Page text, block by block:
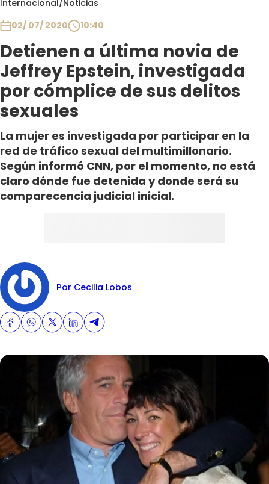
Internacional/Noticias
02/ 07/ 2020
10:40
Detienen a última novia de
Jeffrey Epstein, investigada
por cómplice de sus delitos
sexuales
La mujer es investigada por participar en la
red de tráfico sexual del multimillonario.
Según informó CNN, por el momento, no está
claro dónde fue detenida y donde será su
comparecencia judicial inicial.
Por Cecilia Lobos
Club De La Comedia
Contigo en Directo
Plan Perfecto
El Tiempo
Sabingo
Todos Los Programas